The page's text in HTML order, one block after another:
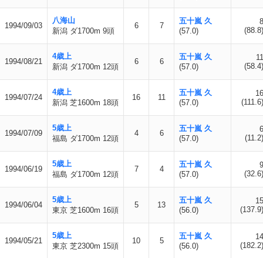
1994/09/03
八海山
新潟 ダ1700m 9頭
6 7
五十嵐 久
(57.0)
8
(88.8)
1994/08/21
4歳上
新潟 ダ1700m 12頭
6 6
五十嵐 久
(57.0)
11
(58.4)
1994/07/24
4歳上
新潟 芝1600m 18頭
16 11
五十嵐 久
(57.0)
16
(111.6)
1994/07/09
5歳上
福島 ダ1700m 12頭
4 6
五十嵐 久
(57.0)
6
(11.2)
1994/06/19
5歳上
福島 ダ1700m 12頭
7 4
五十嵐 久
(57.0)
9
(32.6)
1994/06/04
5歳上
東京 芝1600m 16頭
5 13
五十嵐 久
(56.0)
15
(137.9)
1994/05/21
5歳上
東京 芝2300m 15頭
10 5
五十嵐 久
(56.0)
14
(182.2)